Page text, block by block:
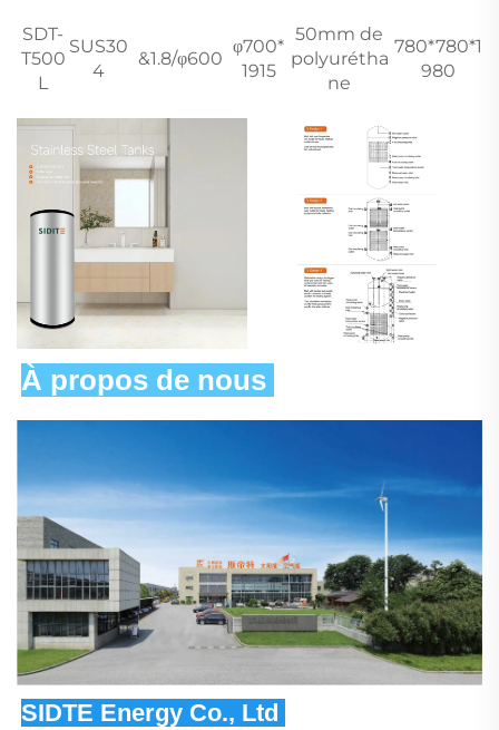
SDT-
T500
L
SUS30
4
&1.8/φ600
φ700*
1915
50mm de
polyurétha
ne
780*780*1
980
À propos de nous
SIDTE Energy Co., Ltd